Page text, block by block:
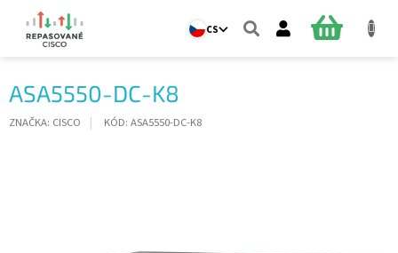
obsah
CS
NÁKUPNÍ
ASA5550-DC-K8
ZNAČKA: CISCO KÓD: ASA5550-DC-K8